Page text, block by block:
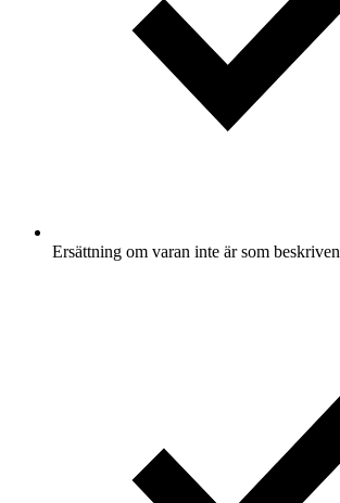
Ersättning om varan inte är som beskriven